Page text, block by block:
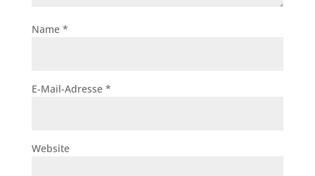
Name *
E-Mail-Adresse *
Website